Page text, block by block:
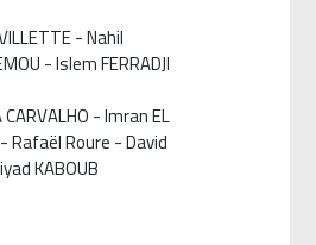
- Nahil
- Islem FERRADJI
- Imran EL
Rafaël Roure - David
KABOUB